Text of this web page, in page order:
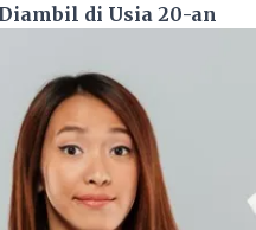
di Usia 20-an